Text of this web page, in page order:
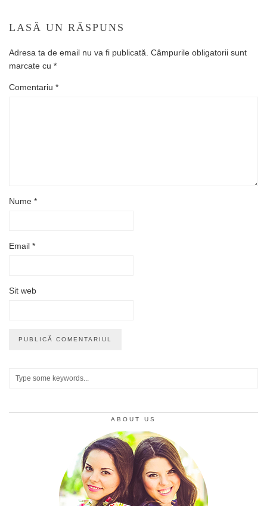
LASĂ UN RĂSPUNS
Adresa ta de email nu va fi publicată. Câmpurile obligatorii sunt
marcate cu *
Comentariu *
Nume *
Email *
Sit web
ABOUT US